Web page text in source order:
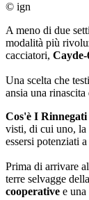
© ign
A meno di due
modalità più
cacciatori, Cayde-
Una scelta che
ansia una
Cos'è I Rinnegati
visti, di cui uno, la
essersi potenziati
Prima di arrivare
terre selvagge della
cooperative e